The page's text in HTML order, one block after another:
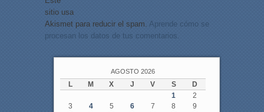
sitio usa
Akismet para reducir el spam. Aprende cómo se
procesan los datos de tus comentarios.
AGOSTO 2026
L M X J V S
D
1
2
3
4 5 6 7 8
9